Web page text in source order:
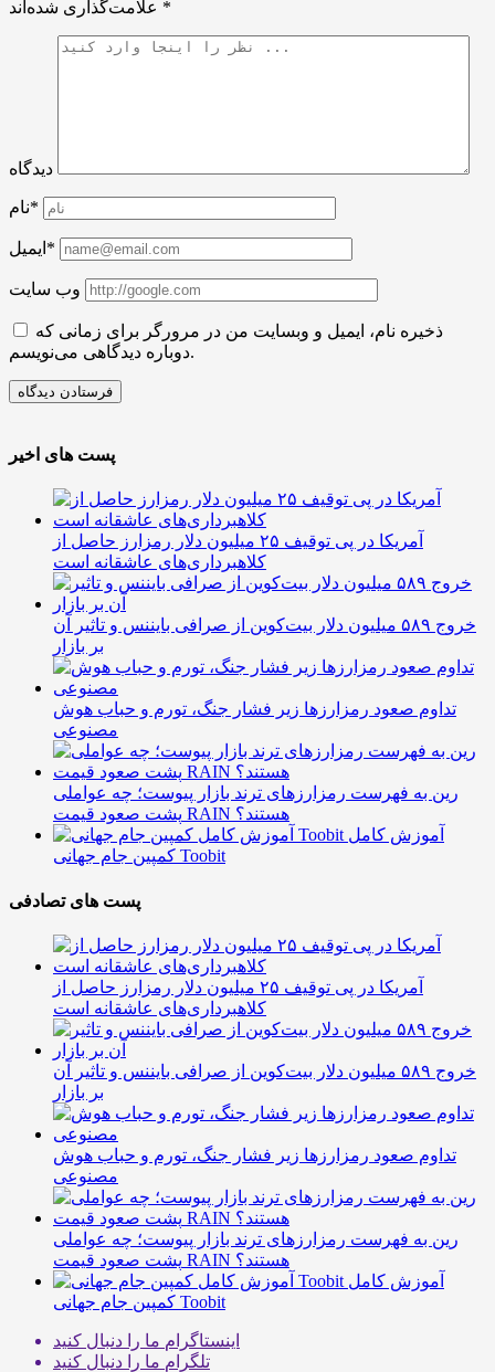
*
دیدگاه
نام*
ایمیل*
وب سایت
ذخیره نام، ایمیل و وبسایت من در مرورگر برای زمانی که
دوباره دیدگاهی می‌نویسم.
پست های اخیر
آمریکا در پی توقیف ۲۵ میلیون دلار رمزارز حاصل از
کلاهبرداری‌های عاشقانه است
خروج ۵۸۹ میلیون دلار بیت‌کوین از صرافی بایننس و تاثیر آن
بر بازار
تداوم صعود رمزارزها زیر فشار جنگ، تورم و حباب هوش
مصنوعی
رین به فهرست رمزارزهای ترند بازار پیوست؛ چه عواملی
پشت صعود قیمت RAIN هستند؟
آموزش کامل
کمپین جام جهانی Toobit
پست های تصادفی
آمریکا در پی توقیف ۲۵ میلیون دلار رمزارز حاصل از
کلاهبرداری‌های عاشقانه است
خروج ۵۸۹ میلیون دلار بیت‌کوین از صرافی بایننس و تاثیر آن
بر بازار
تداوم صعود رمزارزها زیر فشار جنگ، تورم و حباب هوش
مصنوعی
رین به فهرست رمزارزهای ترند بازار پیوست؛ چه عواملی
پشت صعود قیمت RAIN هستند؟
آموزش کامل
کمپین جام جهانی Toobit
اینستاگرام ما را دنبال کنید
تلگرام ما را دنبال کنید